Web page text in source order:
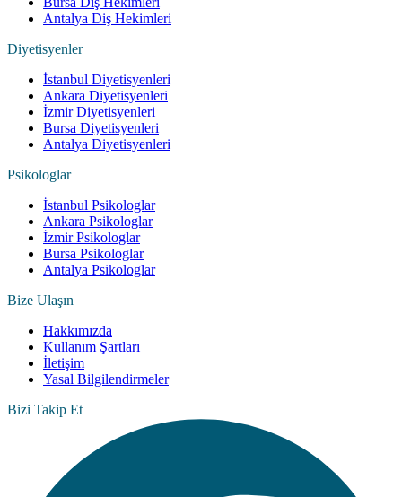
Antalya Diş Hekimleri
Diyetisyenler
İstanbul Diyetisyenleri
Ankara Diyetisyenleri
İzmir Diyetisyenleri
Bursa Diyetisyenleri
Antalya Diyetisyenleri
Psikologlar
İstanbul Psikologlar
Ankara Psikologlar
İzmir Psikologlar
Bursa Psikologlar
Antalya Psikologlar
Bize Ulaşın
Hakkımızda
Kullanım Şartları
İletişim
Yasal Bilgilendirmeler
Bizi Takip Et